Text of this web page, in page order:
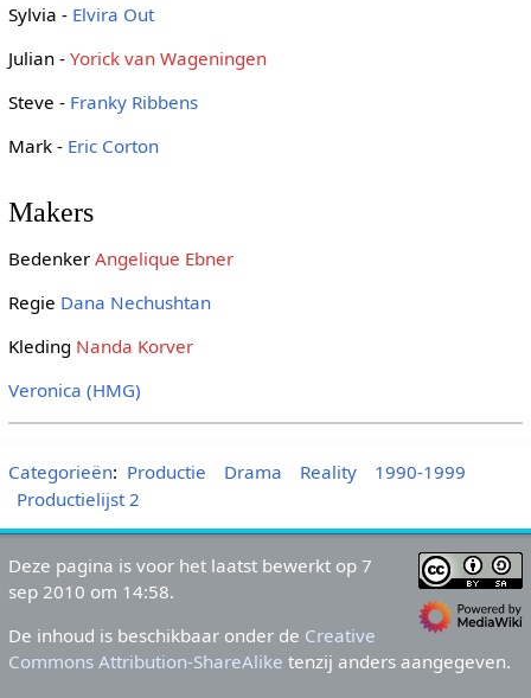
Sylvia - Elvira Out
Julian - Yorick van Wageningen
Steve - Franky Ribbens
Mark - Eric Corton
Makers
Bedenker Angelique Ebner
Regie Dana Nechushtan
Kleding Nanda Korver
Veronica (HMG)
Categorieën: Productie Drama Reality
1990-1999
Productielijst 2
Deze pagina is voor het laatst bewerkt op 7
sep 2010 om 14:58.
De inhoud is beschikbaar onder de Creative
Commons Attribution-ShareAlike tenzij anders aangegeven.